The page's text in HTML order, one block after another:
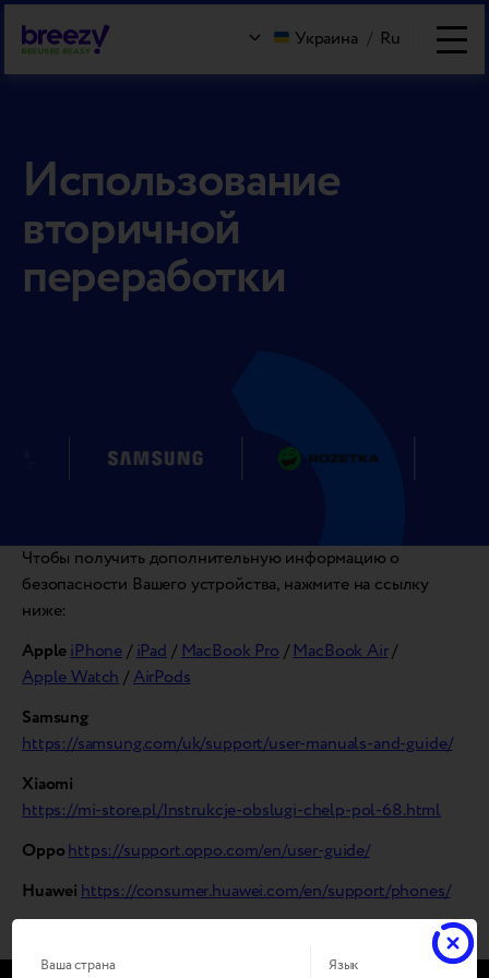
Украина / Ru
Использование
вторичной
переработки
Чтобы получить дополнительную информацию о
безопасности Вашего устройства, нажмите на ссылку
ниже:
AppleiPhone/iPad/MacBook Pro/MacBook Air/
Apple Watch/AirPods
Samsung
https://samsung.com/uk/support/user-manuals-and-guide/
Xiaomi
https://mi-store.pl/Instrukcje-obslugi-chelp-pol-68.html
Oppohttps://support.oppo.com/en/user-guide/
Huaweihttps://consumer.huawei.com/en/support/phones/
Ваша страна Язык